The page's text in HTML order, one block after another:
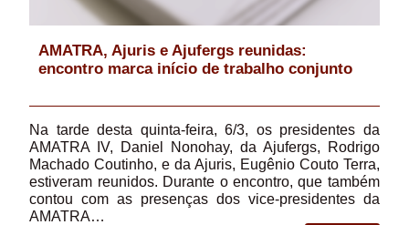
AMATRA, Ajuris e Ajufergs reunidas:
encontro marca início de trabalho conjunto
Na tarde desta quinta-feira, 6/3, os presidentes da
AMATRA IV, Daniel Nonohay, da Ajufergs, Rodrigo
Machado Coutinho, e da Ajuris, Eugênio Couto Terra,
estiveram reunidos. Durante o encontro, que também
contou com as presenças dos vice-presidentes da
AMATRA…